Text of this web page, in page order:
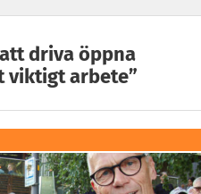
driva öppna
viktigt arbete”